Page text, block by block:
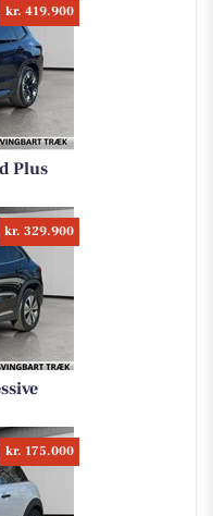
kr. 419.900
Plus
kr. 329.900
kr. 175.000